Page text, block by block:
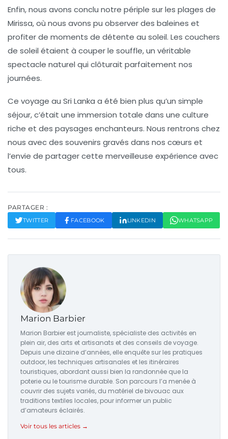
Enfin, nous avons conclu notre périple sur les plages de
Mirissa, où nous avons pu observer des baleines et
profiter de moments de détente au soleil. Les couchers
de soleil étaient à couper le souffle, un véritable
spectacle naturel qui clôturait parfaitement nos
journées.
Ce voyage au Sri Lanka a été bien plus qu’un simple
séjour, c’était une immersion totale dans une culture
riche et des paysages enchanteurs. Nous rentrons chez
nous avec des souvenirs gravés dans nos cœurs et
l’envie de partager cette merveilleuse expérience avec
tous.
PARTAGER :
TWITTER FACEBOOK LINKEDIN WHATSAPP
Marion Barbier
Marion Barbier est journaliste, spécialiste des activités en
plein air, des arts et artisanats et des conseils de voyage.
Depuis une dizaine d’années, elle enquête sur les pratiques
outdoor, les techniques artisanales et les itinéraires
touristiques, abordant aussi bien la randonnée que la
poterie ou le tourisme durable. Son parcours l’a menée à
couvrir des sujets variés, du matériel de bivouac aux
traditions textiles locales, pour informer un public
d’amateurs éclairés.
Voir tous les articles →